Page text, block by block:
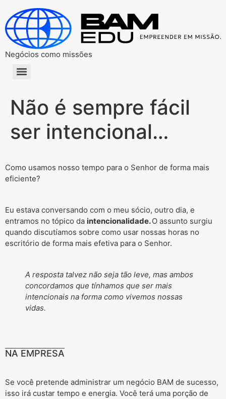
Negócios como missões
Não é sempre fácil
ser intencional…
Como usamos nosso tempo para o Senhor de forma mais
eficiente?
Eu estava conversando com o meu sócio, outro dia, e
entramos no tópico da intencionalidade.O assunto surgiu
quando discutíamos sobre como usar nossas horas no
escritório de forma mais efetiva para o Senhor.
A resposta talvez não seja tão leve, mas ambos
concordamos que tínhamos que ser mais
intencionais na forma como vivemos nossas
vidas.
NA EMPRESA
Se você pretende administrar um negócio BAM de sucesso,
isso irá custar tempo e energia. Você terá uma porção de